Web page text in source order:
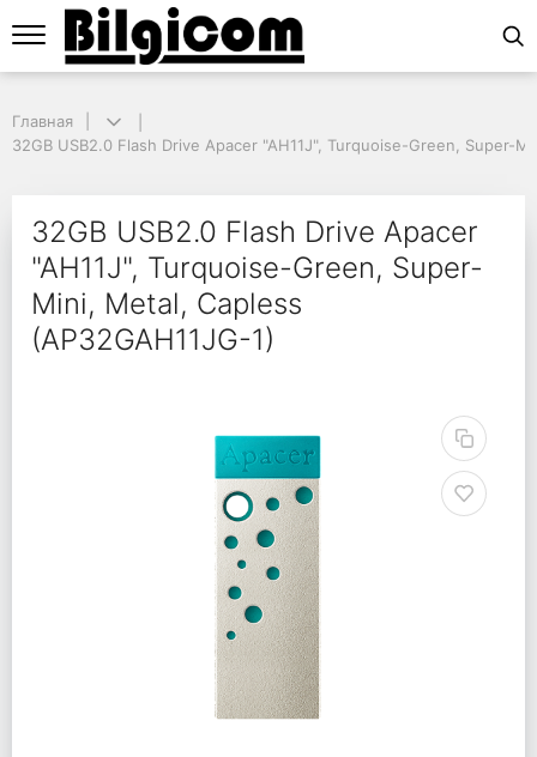
32GB USB2.0 Flash Drive Apacer "AH11J", Turquoise-Green, Super-
32GB USB2.0 Flash
Главная
32GB USB2.0 Flash Drive Apacer "AH11J", Turquoise-Green, Super-
32GB USB2.0 Flash Drive Apacer
"AH11J", Turquoise-Green, Super-
Mini, Metal, Capless
(AP32GAH11JG-1)